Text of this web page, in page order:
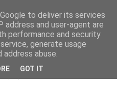
to deliver its services
address and user-agent are
performance and security
generate usage
abuse.
GOT IT